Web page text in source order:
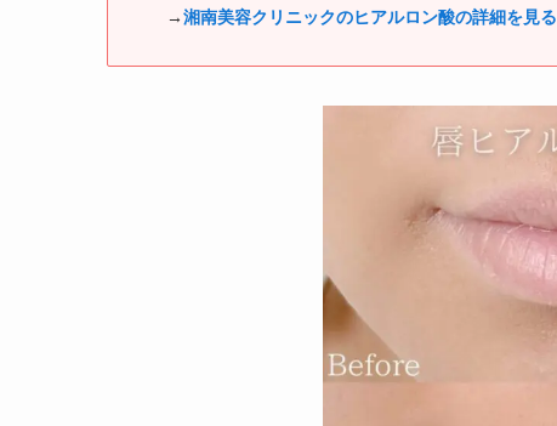
→湘南美容クリニックのヒアルロン酸の詳細を見る